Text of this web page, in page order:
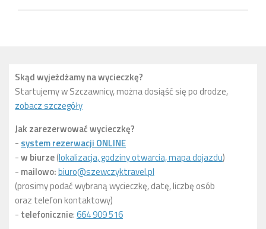
Skąd wyjeżdżamy na wycieczkę?
Startujemy w Szczawnicy, można dosiąść się po drodze,
zobacz szczegóły
Jak zarezerwować wycieczkę?
- system rezerwacji ONLINE
-w biurze(lokalizacja, godziny otwarcia, mapa dojazdu)
- mailowo:biuro@szewczyktravel.pl
(prosimy podać wybraną wycieczkę, datę, liczbę osób
oraz telefon kontaktowy)
- telefonicznie:664 909 516